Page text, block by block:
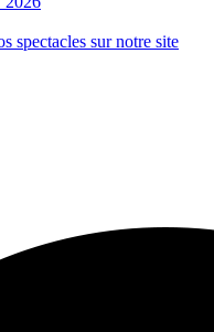
spectacles sur notre site